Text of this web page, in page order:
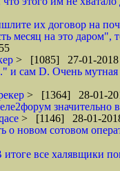
их договор на
месяц на это даром",
> [1085] 27-01-2018
и сам D. Очень
> [1364] 28-01-
> [1146] 28-01-
о новом сотовом
итоге все халявщики